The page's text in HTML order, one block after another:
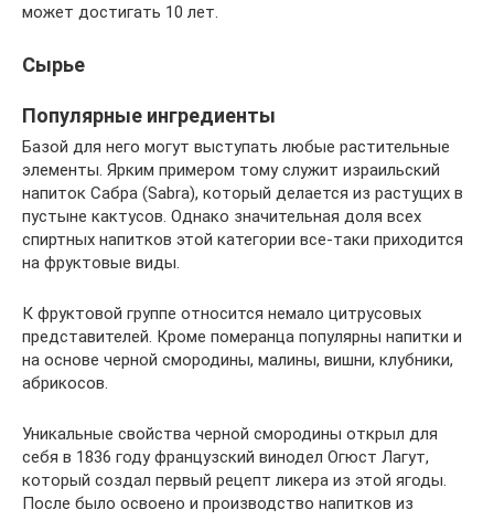
может достигать 10 лет.
Сырье
Популярные ингредиенты
Базой для него могут выступать любые растительные
элементы. Ярким примером тому служит израильский
напиток Сабра (Sabra), который делается из растущих в
пустыне кактусов. Однако значительная доля всех
спиртных напитков этой категории все-таки приходится
на фруктовые виды.
К фруктовой группе относится немало цитрусовых
представителей. Кроме померанца популярны напитки и
на основе черной смородины, малины, вишни, клубники,
абрикосов.
Уникальные свойства черной смородины открыл для
себя в 1836 году французский винодел Огюст Лагут,
который создал первый рецепт ликера из этой ягоды.
После было освоено и производство напитков из